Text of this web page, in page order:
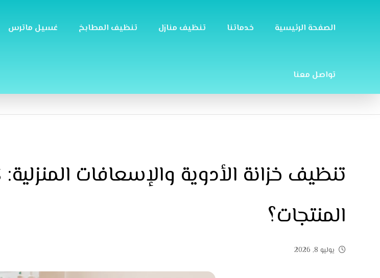
الصفحة الرئيسية خدماتنا تنظيف منازل تنظيف المطابخ غسيل ماترس
تواصل معنا
تنظيف خزانة الأدوية والإسعافات
المنتجات؟
يوليو 8, 2026